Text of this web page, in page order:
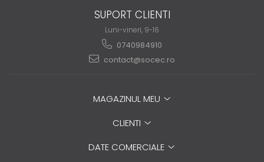
SUPORT CLIENTI
Luni-vineri, 9-16
0740984910
contact@socec.ro
MAGAZINUL MEU
CLIENTI
DATE COMERCIALE